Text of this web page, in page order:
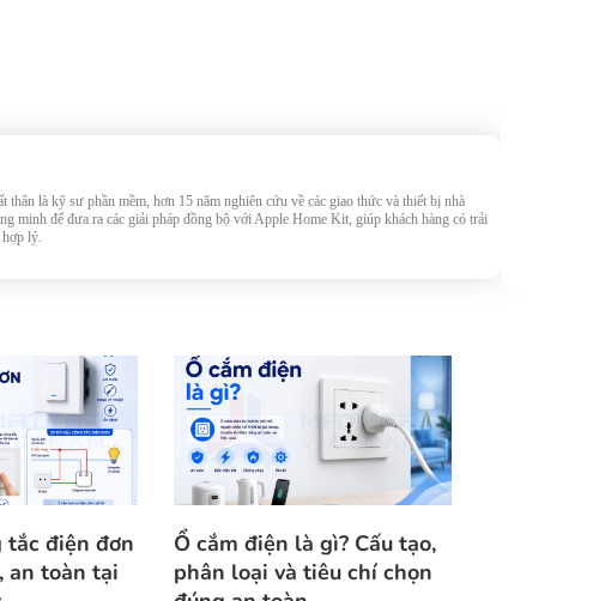
là kỹ sư phần mềm, hơn 15 năm nghiên cứu về các giao thức và thiết bị nhà
minh để đưa ra các giải pháp đồng bộ với Apple Home Kit, giúp khách hàng có trải
lý.
tắc điện đơn
an toàn tại
Ổ cắm điện là gì? Cấu tạo,
phân loại và tiêu chí chọn